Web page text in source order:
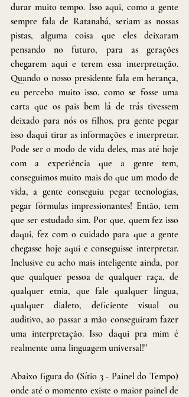
durar muito tempo. Isso aqui, como a gente
sempre fala de Ratanabá, seriam as nossas
pistas, alguma coisa que eles deixaram
pensando no futuro, para as gerações
chegarem aqui e terem essa interpretação.
Quando o nosso presidente fala em herança,
eu percebo muito isso, como se fosse uma
carta que os pais bem lá de trás tivessem
deixado para nós os filhos, pra gente pegar
isso daqui tirar as informações e interpretar.
Pode ser o modo de vida deles, mas até hoje
com a experiência que a gente tem,
conseguimos muito mais do que um modo de
vida, a gente conseguiu pegar tecnologias,
pegar fórmulas impressionantes! Então, tem
que ser estudado sim. Por que, quem fez isso
daqui, fez com o cuidado para que a gente
chegasse hoje aqui e conseguisse interpretar.
Inclusive eu acho mais inteligente ainda, por
que qualquer pessoa de qualquer raça, de
qualquer etnia, que fale qualquer língua,
qualquer dialeto, deficiente visual ou
auditivo, ao passar a mão conseguiram fazer
uma interpretação. Isso daqui pra mim é
realmente uma linguagem universal!"
Abaixo figura do (Sítio 3 - Painel do Tempo)
onde até o momento existe o maior painel de